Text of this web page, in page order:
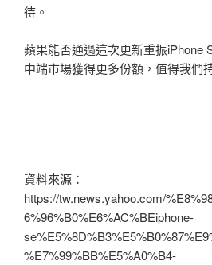
待。
蘋果能否通過這次更新重振iPhone
中端市場獲得更多份額，值得我們
資料來源：
https://tw.news.yahoo.com/
6%96%B0%E6%AC%BEiphone-
%E7%99%BB%E5%A0%B4-